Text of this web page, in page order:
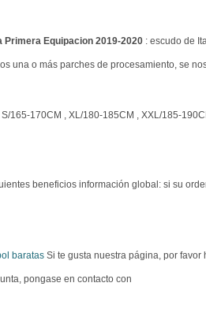
Primera Equipacion 2019-2020 : escudo de
una o más parches de procesamiento, se
165-170CM , XL/180-185CM , XXL/185-
beneficios información global: si su
baratas Si te gusta nuestra página, por favor
pongase en contacto con